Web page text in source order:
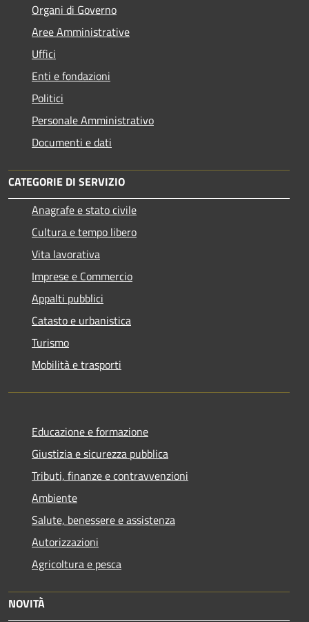
Organi di Governo
Aree Amministrative
Uffici
Enti e fondazioni
Politici
Personale Amministrativo
Documenti e dati
CATEGORIE DI SERVIZIO
Anagrafe e stato civile
Cultura e tempo libero
Vita lavorativa
Imprese e Commercio
Appalti pubblici
Catasto e urbanistica
Turismo
Mobilità e trasporti
Educazione e formazione
Giustizia e sicurezza pubblica
Tributi, finanze e contravvenzioni
Ambiente
Salute, benessere e assistenza
Autorizzazioni
Agricoltura e pesca
NOVITÀ